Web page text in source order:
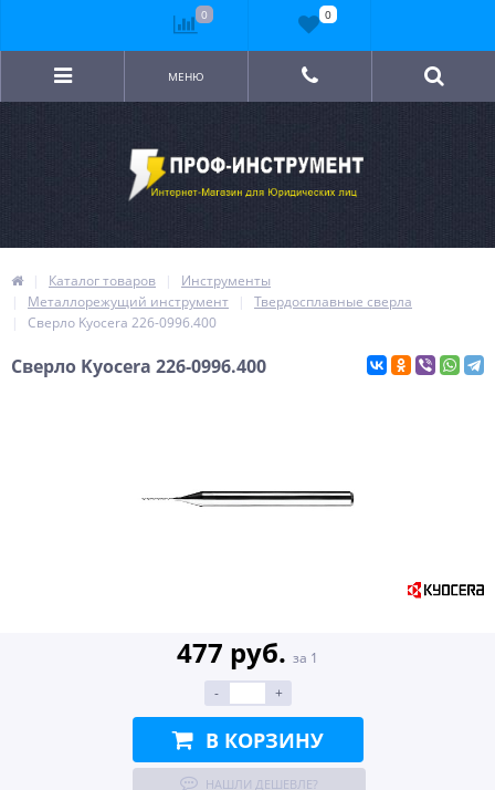
МЕНЮ
Каталог товаров
Инструменты
Металлорежущий инструмент
Твердосплавные сверла
Сверло Kyocera 226-0996.400
Сверло Kyocera 226-0996.400
477 руб. за 1
-
+
В КОРЗИНУ
НАШЛИ ДЕШЕВЛЕ?
0 0